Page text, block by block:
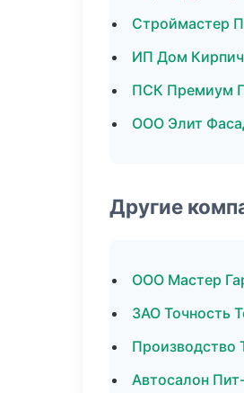
Строймастер
ИП Дом
ПСК Премиум
ООО Элит
Другие
ООО Мастер
ЗАО Точность
Производство
Автосалон